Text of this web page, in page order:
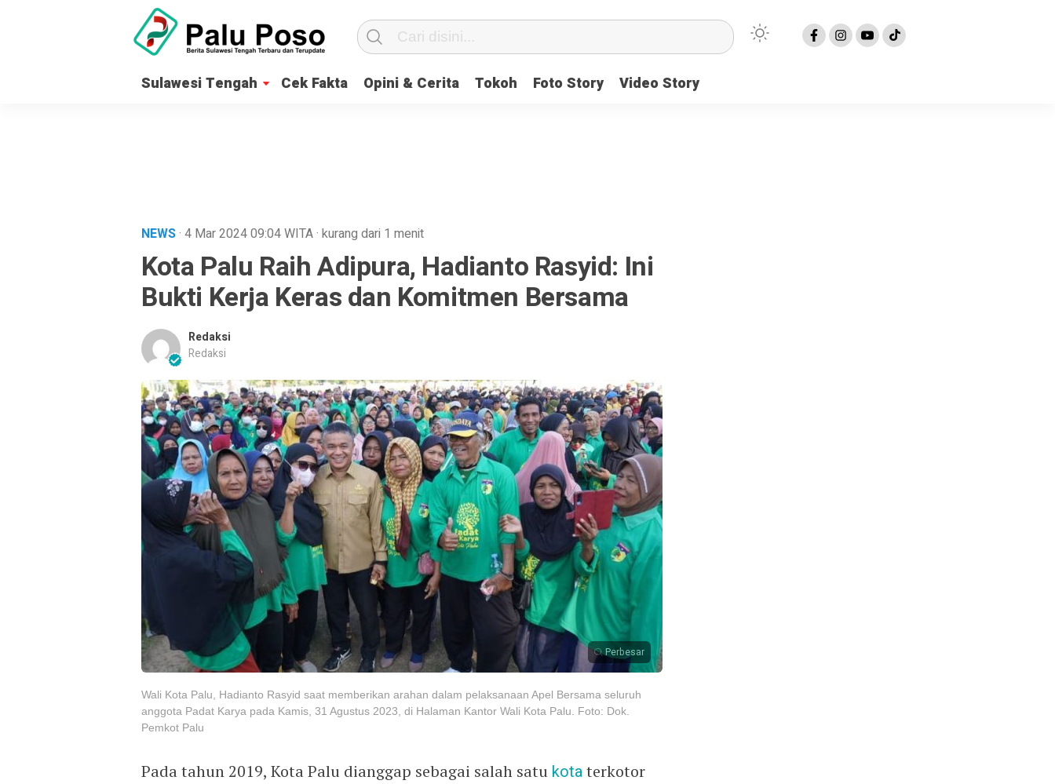
Sulawesi Tengah Cek Fakta Opini & Cerita Tokoh Foto Story Video Story
NEWS· 4 Mar 202409:04WITA· kurang dari 1 menit
Kota Palu Raih Adipura, Hadianto Rasyid: Ini
Bukti Kerja Keras dan Komitmen Bersama
Redaksi
Redaksi
Perbesar
Wali Kota Palu, Hadianto Rasyid saat memberikan arahan dalam pelaksanaan Apel Bersama seluruh
anggota Padat Karya pada Kamis, 31 Agustus 2023, di Halaman Kantor Wali Kota Palu. Foto: Dok.
Pemkot Palu
Pada tahun 2019, Kota Palu dianggap sebagai salah satu kotaterkotor